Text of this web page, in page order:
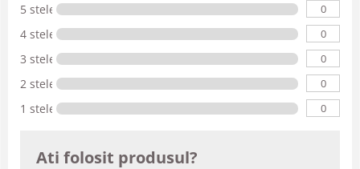
5 stele 0
4 stele 0
3 stele 0
2 stele 0
1 stele 0
Ati folosit produsul?